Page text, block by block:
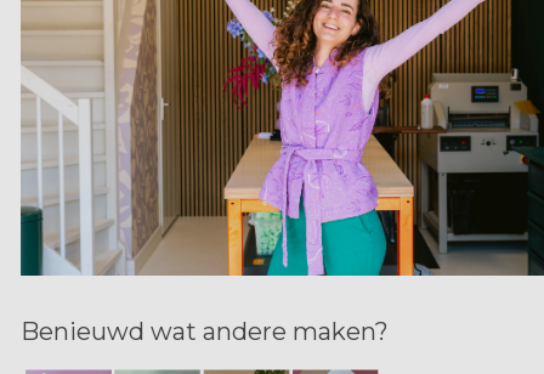
Benieuwd wat andere maken?